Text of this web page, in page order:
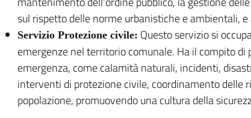
sul rispetto delle norme urbanistiche e ambientali,
Servizio Protezione civile: Questo servizio si
emergenze nel territorio comunale. Ha il compito
emergenza, come calamità naturali, incidenti,
interventi di protezione civile, coordinamento delle
popolazione, promuovendo una cultura della